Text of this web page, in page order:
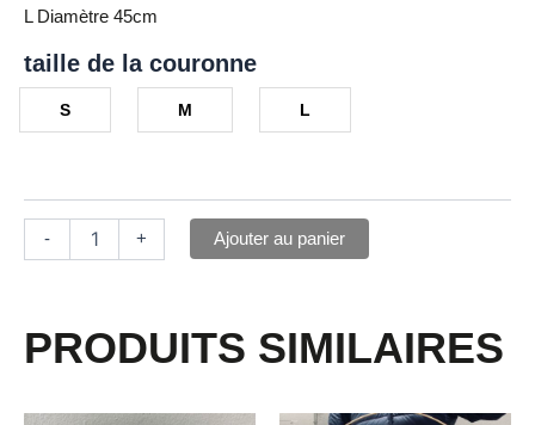
L Diamètre 45cm
taille de la couronne
S M L
- + Ajouter au panier
PRODUITS SIMILAIRES